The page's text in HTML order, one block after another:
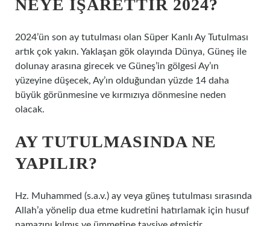
NEYE IŞARETTIR 2024?
2024’ün son ay tutulması olan Süper Kanlı Ay Tutulması
artık çok yakın. Yaklaşan gök olayında Dünya, Güneş ile
dolunay arasına girecek ve Güneş’in gölgesi Ay’ın
yüzeyine düşecek, Ay’ın olduğundan yüzde 14 daha
büyük görünmesine ve kırmızıya dönmesine neden
olacak.
AY TUTULMASINDA NE
YAPILIR?
Hz. Muhammed (s.a.v.) ay veya güneş tutulması sırasında
Allah’a yönelip dua etme kudretini hatırlamak için husuf